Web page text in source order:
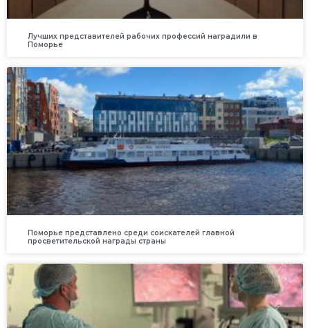
Лучших представителей рабочих профессий наградили в
Поморье
Поморье представлено среди соискателей главной
просветительской награды страны